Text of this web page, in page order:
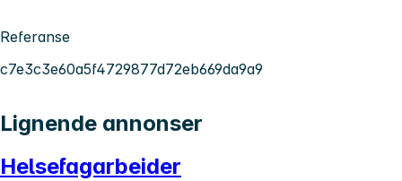
Referanse
c7e3c3e60a5f4729877d72eb669da9a9
Lignende annonser
Helsefagarbeider